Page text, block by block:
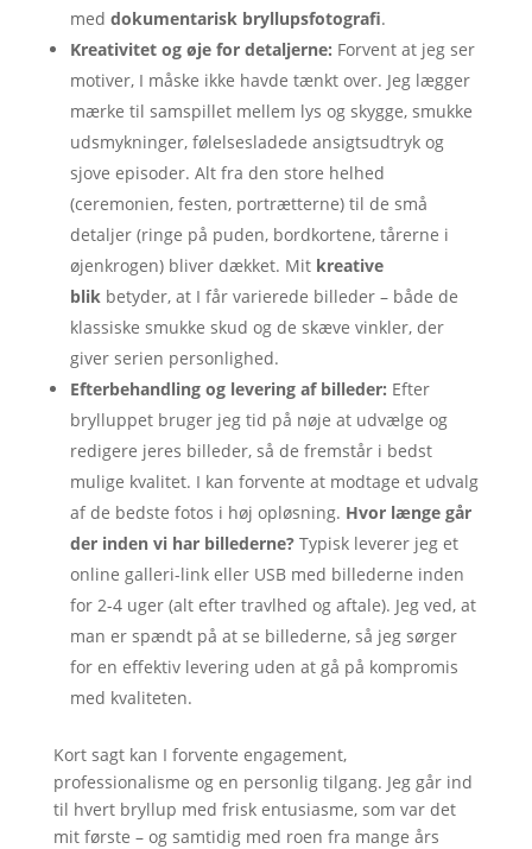
med dokumentarisk bryllupsfotografi.
Kreativitet og øje for detaljerne: Forvent at jeg ser
motiver, I måske ikke havde tænkt over. Jeg lægger
mærke til samspillet mellem lys og skygge, smukke
udsmykninger, følelsesladede ansigtsudtryk og
sjove episoder. Alt fra den store helhed
(ceremonien, festen, portrætterne) til de små
detaljer (ringe på puden, bordkortene, tårerne i
øjenkrogen) bliver dækket. Mit kreative
blikbetyder, at I får varierede billeder – både de
klassiske smukke skud og de skæve vinkler, der
giver serien personlighed.
Efterbehandling og levering af billeder: Efter
brylluppet bruger jeg tid på nøje at udvælge og
redigere jeres billeder, så de fremstår i bedst
mulige kvalitet. I kan forvente at modtage et udvalg
af de bedste fotos i høj opløsning. Hvor længe går
der inden vi har billederne?Typisk leverer jeg et
online galleri-link eller USB med billederne inden
for 2-4 uger (alt efter travlhed og aftale). Jeg ved, at
man er spændt på at se billederne, så jeg sørger
for en effektiv levering uden at gå på kompromis
med kvaliteten.
Kort sagt kan I forvente engagement,
professionalisme og en personlig tilgang. Jeg går ind
til hvert bryllup med frisk entusiasme, som var det
mit første – og samtidig med roen fra mange års